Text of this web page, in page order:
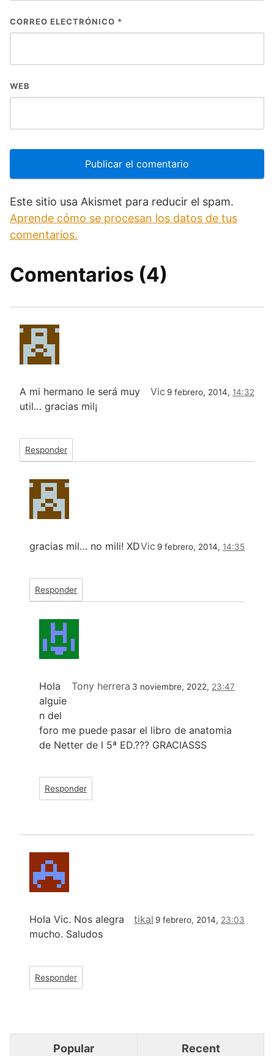
CORREO ELECTRÓNICO *
WEB
Este sitio usa Akismet para reducir el spam.
Aprende cómo se procesan los datos de tus
comentarios.
Comentarios (4)
Vic 9 febrero, 2014, 14:32
A mi hermano le será muy
util… gracias mil¡
Responder
Vic 9 febrero, 2014, 14:35
gracias mil… no mili! XD
Responder
Tony herrera 3 noviembre, 2022, 23:47
Hola
alguie
n del
foro me puede pasar el libro de anatomia
de Netter de l 5ª ED.??? GRACIASSS
Responder
tikal 9 febrero, 2014, 23:03
Hola Vic. Nos alegra
mucho. Saludos
Responder
Popular Recent